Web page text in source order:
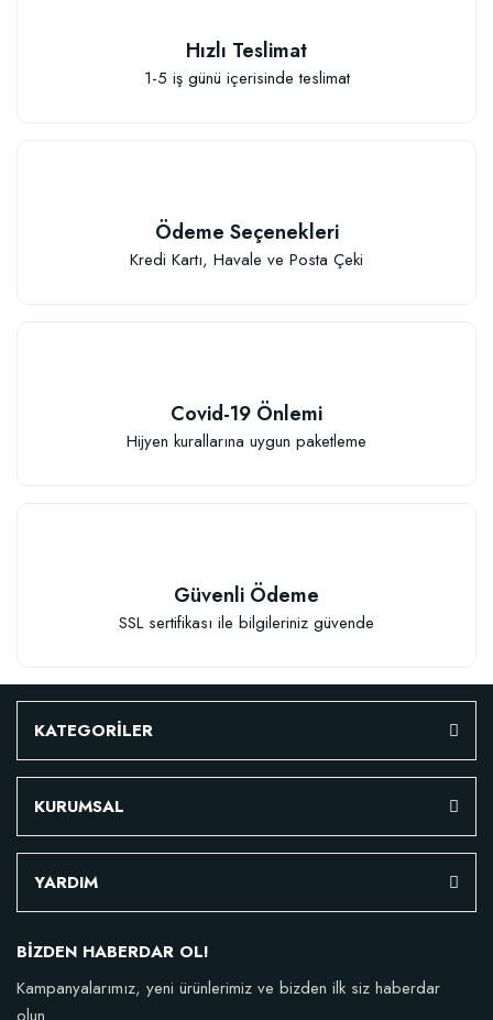
Sepete Ekle
Özel Karışım Fidan Tutma Yüzdesini Arttıran Organik Dikim Gübresi (10
Hızlı Teslimat
1-5 iş günü içerisinde teslimat
Ödeme Seçenekleri
Kredi Kartı, Havale ve Posta Çeki
Covid-19 Önlemi
Hijyen kurallarına uygun paketleme
Güvenli Ödeme
SSL sertifikası ile bilgileriniz güvende
KATEGORİLER
KURUMSAL
YARDIM
BİZDEN HABERDAR OL!
Kampanyalarımız, yeni ürünlerimiz ve bizden ilk siz haberdar